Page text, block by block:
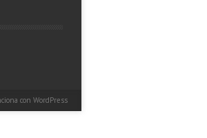
con WordPress